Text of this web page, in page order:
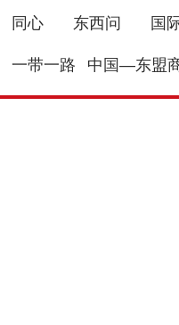
同心 东西问 国
一带一路 中国—东盟